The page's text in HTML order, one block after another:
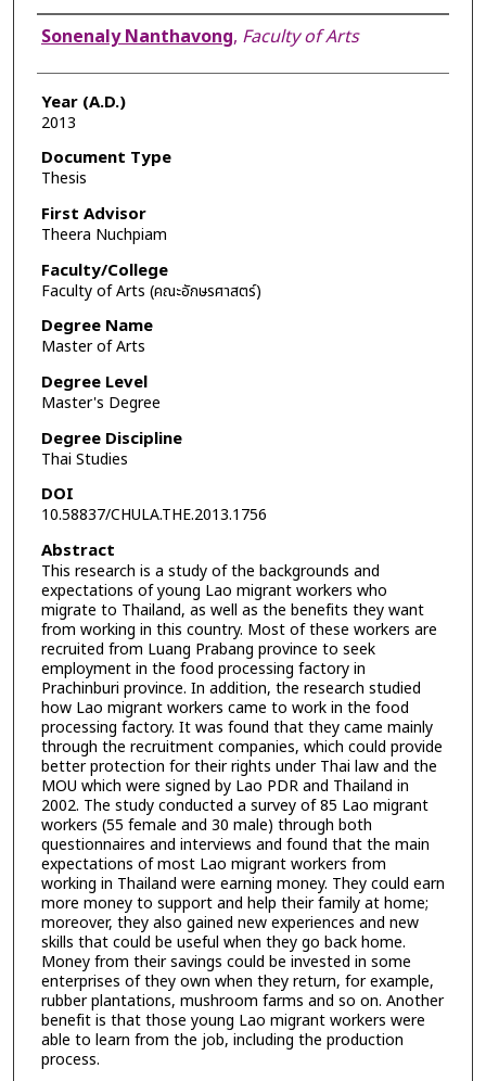
Author
Sonenaly Nanthavong, Faculty of Arts
Year (A.D.)
2013
Document Type
Thesis
First Advisor
Theera Nuchpiam
Faculty/College
Faculty of Arts (คณะอักษรศาสตร์)
Degree Name
Master of Arts
Degree Level
Master's Degree
Degree Discipline
Thai Studies
DOI
10.58837/CHULA.THE.2013.1756
Abstract
This research is a study of the backgrounds and
expectations of young Lao migrant workers who
migrate to Thailand, as well as the benefits they want
from working in this country. Most of these workers are
recruited from Luang Prabang province to seek
employment in the food processing factory in
Prachinburi province. In addition, the research studied
how Lao migrant workers came to work in the food
processing factory. It was found that they came mainly
through the recruitment companies, which could provide
better protection for their rights under Thai law and the
MOU which were signed by Lao PDR and Thailand in
2002. The study conducted a survey of 85 Lao migrant
workers (55 female and 30 male) through both
questionnaires and interviews and found that the main
expectations of most Lao migrant workers from
working in Thailand were earning money. They could earn
more money to support and help their family at home;
moreover, they also gained new experiences and new
skills that could be useful when they go back home.
Money from their savings could be invested in some
enterprises of they own when they return, for example,
rubber plantations, mushroom farms and so on. Another
benefit is that those young Lao migrant workers were
able to learn from the job, including the production
process.